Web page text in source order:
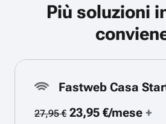
Più soluzioni
Fastweb Casa
27,95 €23,95 €/mese+